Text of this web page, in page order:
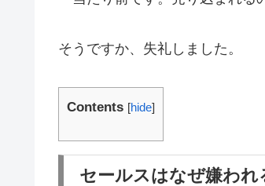
そうですか、失礼しました。
Contents [hide]
セールスはなぜ嫌われ